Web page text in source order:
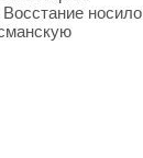
носило